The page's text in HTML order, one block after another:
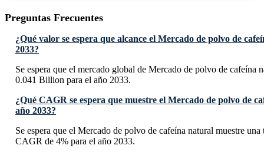
Preguntas Frecuentes
¿Qué valor se espera que alcance el Mercado de polvo de
2033?
Se espera que el mercado global de Mercado de polvo de cafeína
0.041 Billion para el año 2033.
¿Qué CAGR se espera que muestre el Mercado de polvo de
año 2033?
Se espera que el Mercado de polvo de cafeína natural muestre una
CAGR de 4% para el año 2033.